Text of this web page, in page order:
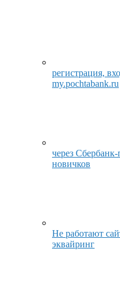
регистрация,
my.pochtabank.ru
через
новичков
Не работают
эквайринг